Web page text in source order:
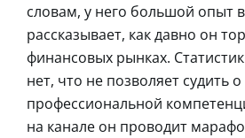
словам, у него большой опыт
рассказывает, как давно он
финансовых рынках.
нет, что не позволяет судить о
профессиональной
на канале он проводит